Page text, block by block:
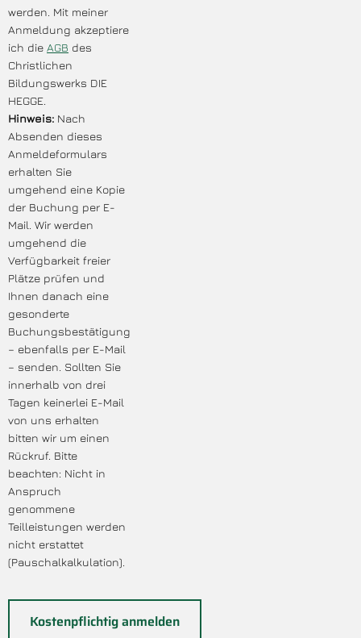
werden. Mit meiner
Anmeldung akzeptiere
ich die AGB des
Christlichen
Bildungswerks DIE
HEGGE.
Hinweis: Nach
Absenden dieses
Anmeldeformulars
erhalten Sie
umgehend eine Kopie
der Buchung per E-
Mail. Wir werden
umgehend die
Verfügbarkeit freier
Plätze prüfen und
Ihnen danach eine
gesonderte
Buchungsbestätigung
– ebenfalls per E-Mail
– senden. Sollten Sie
innerhalb von drei
Tagen keinerlei E-Mail
von uns erhalten
bitten wir um einen
Rückruf. Bitte
beachten: Nicht in
Anspruch
genommene
Teilleistungen werden
nicht erstattet
(Pauschalkalkulation).